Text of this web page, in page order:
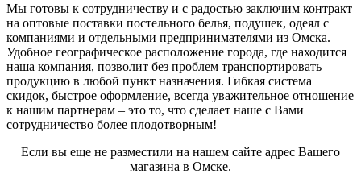
Мы готовы к сотрудничеству и с радостью заключим контракт
на оптовые поставки постельного белья, подушек, одеял с
компаниями и отдельными предпринимателями из Омска.
Удобное географическое расположение города, где находится
наша компания, позволит без проблем транспортировать
продукцию в любой пункт назначения. Гибкая система
скидок, быстрое оформление, всегда уважительное отношение
к нашим партнерам – это то, что сделает наше с Вами
сотрудничество более плодотворным!
Если вы еще не разместили на нашем сайте адрес Вашего
магазина в Омске.